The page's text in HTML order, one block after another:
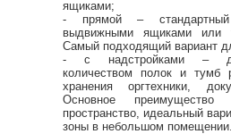
ящиками;
- прямой –
выдвижными ящиками или
Самый подходящий вариант
- с надстройками –
количеством полок и тумб
хранения оргтехники,
Основное
пространство, идеальный
зоны в небольшом помещении.